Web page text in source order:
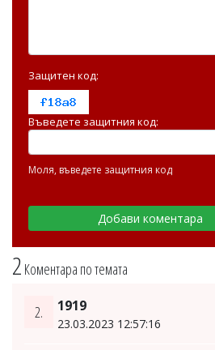
2 Коментара по темата
2. 1919
23.03.2023 12:57:16
Защитен код:
Въведете защитния код:
Моля, въведете защитния код